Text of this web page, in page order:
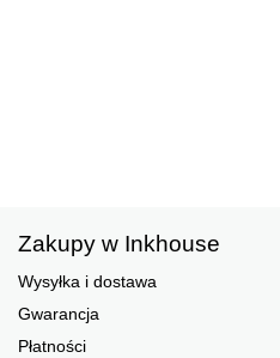
Zakupy w Inkhouse
Wysyłka i dostawa
Gwarancja
Płatności